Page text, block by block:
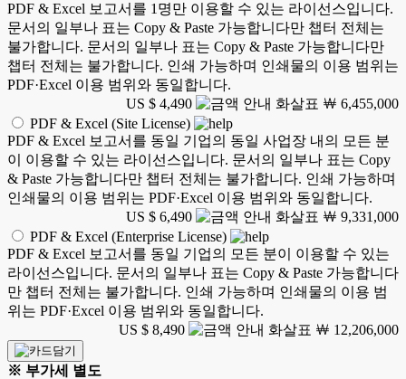
PDF & Excel 보고서를 1명만 이용할 수 있는 라이선스입니다.
문서의 일부나 표는 Copy & Paste 가능합니다만 챕터 전체는
불가합니다. 문서의 일부나 표는 Copy & Paste 가능합니다만
챕터 전체는 불가합니다. 인쇄 가능하며 인쇄물의 이용 범위는
PDF·Excel 이용 범위와 동일합니다.
US $ 4,490
￦ 6,455,000
PDF & Excel (Site License)
PDF & Excel 보고서를 동일 기업의 동일 사업장 내의 모든 분
이 이용할 수 있는 라이선스입니다. 문서의 일부나 표는 Copy
& Paste 가능합니다만 챕터 전체는 불가합니다. 인쇄 가능하며
인쇄물의 이용 범위는 PDF·Excel 이용 범위와 동일합니다.
US $ 6,490
￦ 9,331,000
PDF & Excel (Enterprise License)
PDF & Excel 보고서를 동일 기업의 모든 분이 이용할 수 있는
라이선스입니다. 문서의 일부나 표는 Copy & Paste 가능합니다
만 챕터 전체는 불가합니다. 인쇄 가능하며 인쇄물의 이용 범
위는 PDF·Excel 이용 범위와 동일합니다.
US $ 8,490
￦ 12,206,000
※ 부가세 별도